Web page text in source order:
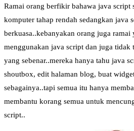
Ramai orang berfikir bahawa java script
komputer tahap rendah sedangkan java
berkuasa..kebanyakan orang juga ramai
menggunakan java script dan juga tidak
yang sebenar..mereka hanya tahu java
shoutbox, edit halaman blog, buat
sebagainya..tapi semua itu hanya
membantu korang semua untuk
script..